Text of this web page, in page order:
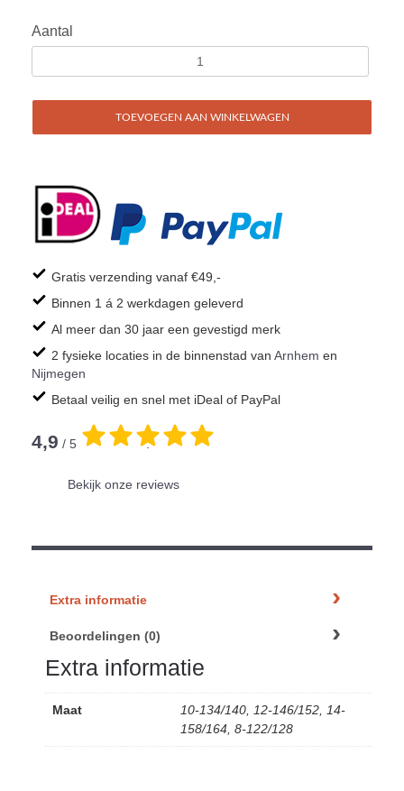
Aantal
TOEVOEGEN AAN WINKELWAGEN
Gratis verzending vanaf €49,-
Binnen 1 á 2 werkdagen geleverd
Al meer dan 30 jaar een gevestigd merk
2 fysieke locaties in de binnenstad van Arnhem en
Nijmegen
Betaal veilig en snel met iDeal of PayPal
4,9 / 5 .
Bekijk onze reviews
Extra informatie
Beoordelingen (0)
Extra informatie
Maat
10-134/140, 12-146/152, 14-
158/164, 8-122/128